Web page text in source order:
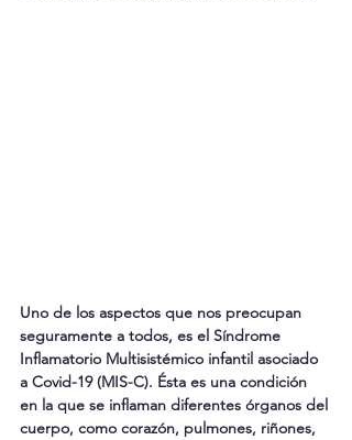
Uno de los aspectos que nos preocupan
seguramente a todos, es el Síndrome
Inflamatorio Multisistémico infantil asociado
a Covid-19 (MIS-C). Ésta es una condición
en la que se inflaman diferentes órganos del
cuerpo, como corazón, pulmones, riñones,